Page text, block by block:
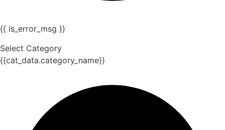
{{ is_error_msg }}
Select Category
{{cat_data.category_name}}